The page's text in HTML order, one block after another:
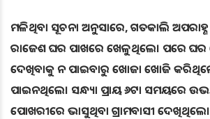
ମଳିଥିବା ସୂଚନା ଅନୁସାରେ, ଗତକାଲି
ରାଜେଶ ଘର ପାଖରେ ଖେଳୁଥିଲେ। ପରେ ଘର
ଦେଖିବାକୁ ନ ପାଇବାରୁ ଖୋଜା ଖୋଜି
ପାଇନଥିଲେ। ସନ୍ଧ୍ୟା ପ୍ରାୟ ୬ଟା ସମୟରେ
ପୋଖରୀରେ ଭାସୁଥିବା ଗ୍ରାମବାସୀ